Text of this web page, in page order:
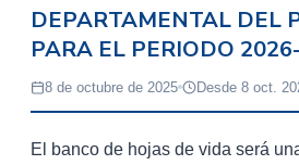
DEPARTAMENTAL DEL
PARA EL PERIODO
8 de octubre de 2025 Desde 8 oct.
El banco de hojas de vida será